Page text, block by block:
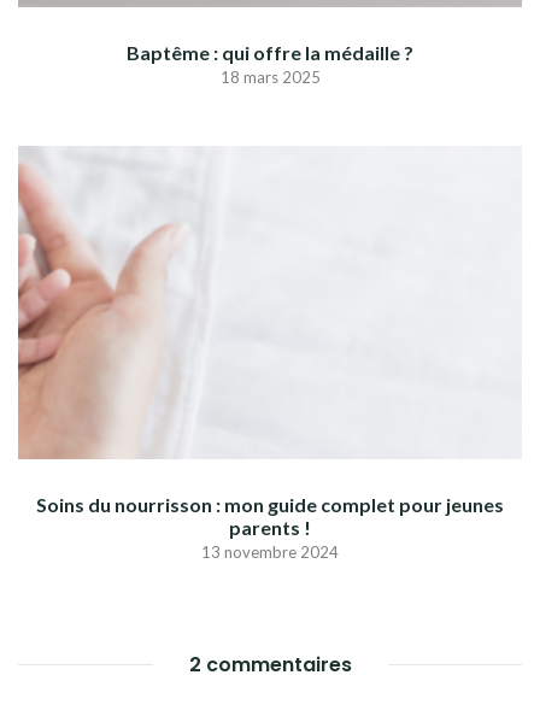
Baptême : qui offre la médaille ?
18 mars 2025
Soins du nourrisson : mon guide complet pour jeunes
parents !
13 novembre 2024
2 commentaires